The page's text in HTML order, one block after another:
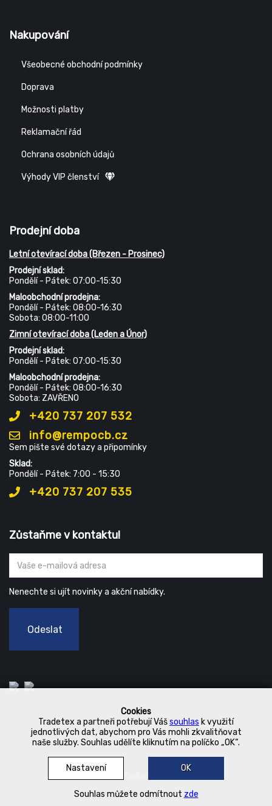
Cookies
Tradetex a partneři potřebují Vášsouhlas k využití
jednotlivých dat, abychom pro Vás mohli zkvalitňovat
naše služby. Souhlas udělíte kliknutím na políčko „OK“.
Nastavení OK
Souhlas můžete odmítnout zde
Nakupování
Všeobecné obchodní podmínky
Doprava
Možnosti platby
Reklamační řád
Ochrana osobních údajů
Výhody VIP členství
Prodejní doba
Letní otevírací doba (Březen - Prosinec)
Prodejní sklad:
Pondělí - Pátek: 07:00-15:30
Maloobchodní prodejna:
Pondělí - Pátek: 08:00-16:30
Sobota: 08:00-11:00
Zimní otevírací doba (Leden a Únor)
Prodejní sklad:
Pondělí - Pátek: 07:00-15:30
Maloobchodní prodejna:
Pondělí - Pátek: 08:00-16:30
Sobota: ZAVŘENO
+420 737 207 532
info@rempocb.cz
Sem pište své dotazy a připomínky
Sklad:
Pondělí - Pátek: 7:00 - 15:30
+420 737 207 535
Zůstaňme v kontaktu!
Nenechte si ujít novinky a akční nabídky.
Odeslat